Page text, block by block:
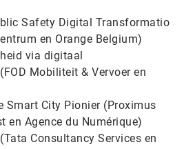
Safety Digital Transformatio
en Orange Belgium)
via digitaal
Mobiliteit & Vervoer en
Smart City Pionier (Proximus
en Agence du Numérique)
Consultancy Services en